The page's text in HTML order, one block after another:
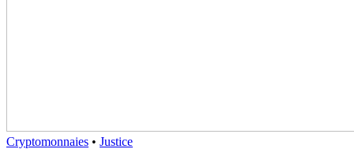
Cryptomonnaies • Justice